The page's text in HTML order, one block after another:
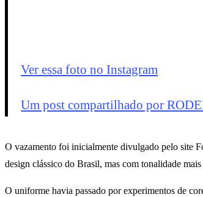
Ver essa foto no Instagram
Um post compartilhado por
O vazamento foi inicialmente divulgado pelo site
design clássico do Brasil, mas com tonalidade
O uniforme havia passado por experimentos de